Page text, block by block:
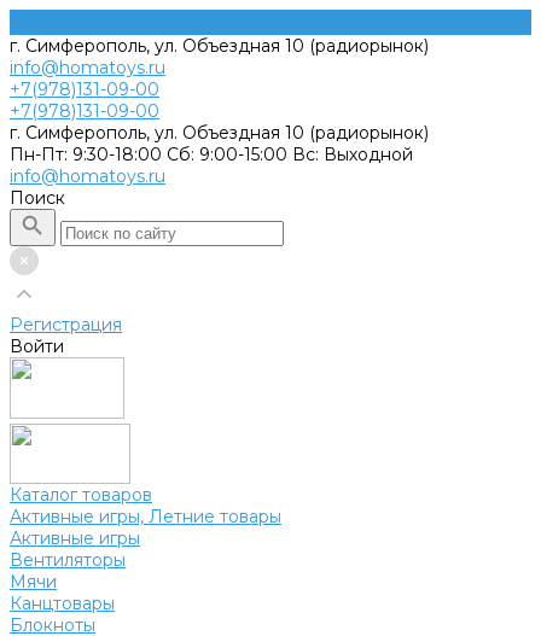
г. Симферополь, ул. Объездная 10 (радиорынок)
info@homatoys.ru
+7(978)131-09-00
+7(978)131-09-00
г. Симферополь, ул. Объездная 10 (радиорынок)
Пн-Пт: 9:30-18:00 Cб: 9:00-15:00 Вс: Выходной
info@homatoys.ru
Поиск
Регистрация
Войти
Каталог товаров
Активные игры, Летние товары
Активные игры
Вентиляторы
Мячи
Канцтовары
Блокноты